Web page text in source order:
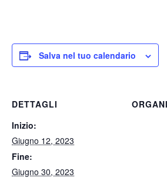
Salva nel tuo calendario
DETTAGLI
Inizio:
Giugno 12, 2023
Fine:
Giugno 30, 2023